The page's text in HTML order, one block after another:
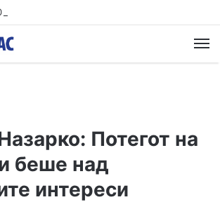
Потегот на
беше над
интереси